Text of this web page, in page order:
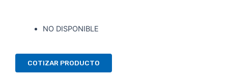
NO DISPONIBLE
COTIZAR PRODUCTO